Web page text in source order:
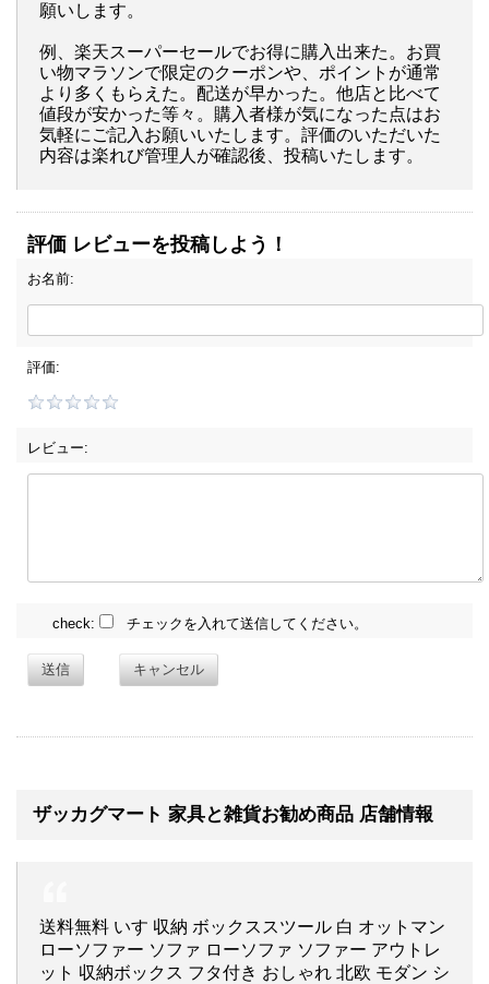
願いします。
例、楽天スーパーセールでお得に購入出来た。お買
い物マラソンで限定のクーポンや、ポイントが通常
より多くもらえた。配送が早かった。他店と比べて
値段が安かった等々。購入者様が気になった点はお
気軽にご記入お願いいたします。評価のいただいた
内容は楽れび管理人が確認後、投稿いたします。
評価 レビューを投稿しよう！
お名前:
評価:
レビュー:
check: チェックを入れて送信してください。
送信 キャンセル
ザッカグマート 家具と雑貨お勧め商品 店舗情報
送料無料 いす 収納 ボックススツール 白 オットマン
ローソファー ソファ ローソファ ソファー アウトレ
ット 収納ボックス フタ付き おしゃれ 北欧 モダン シ